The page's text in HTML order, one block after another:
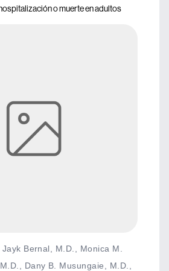
o muerte en adultos
Bernal, M.D., Monica M.
Dany B. Musungaie, M.D.,